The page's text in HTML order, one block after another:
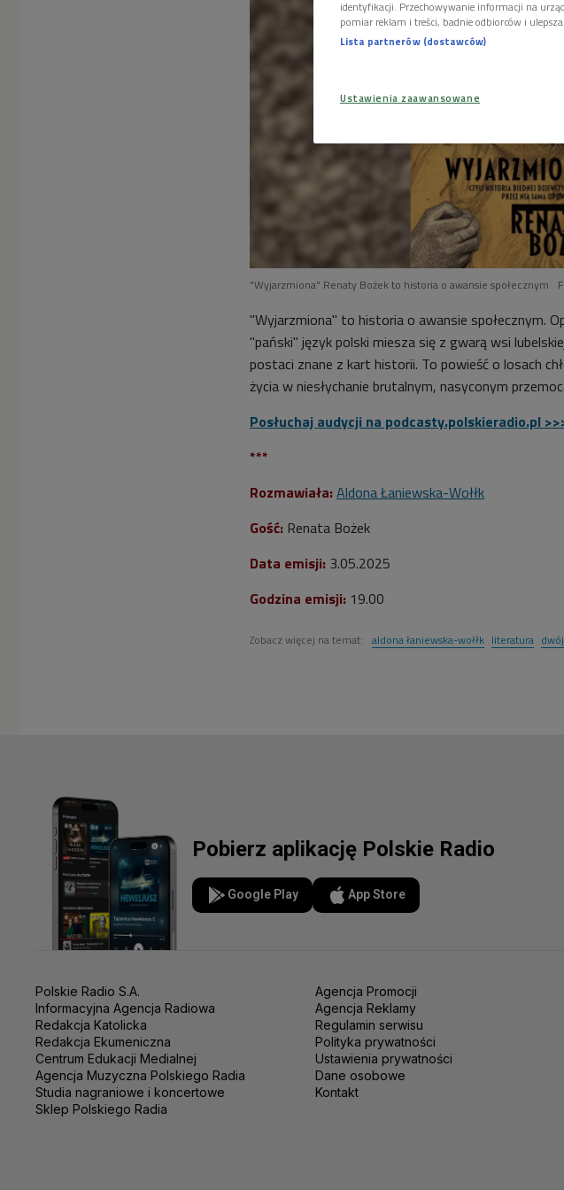
"Wyjarzmiona" Renaty Bożek to historia o awansie społecznym
"Wyjarzmiona" to historia o awansie społecznym.
"pański" język polski miesza się z gwarą wsi
postaci znane z kart historii. To powieść o losach
życia w niesłychanie brutalnym, nasyconym
Posłuchaj audycji na podcasty.polskieradio.pl
***
Rozmawiała: Aldona Łaniewska-Wołłk
Gość: Renata Bożek
Data emisji: 3.05.2025
Godzina emisji: 19.00
Zobacz więcej na temat: aldona łaniewska-wołłk literatura
Pobierz aplikację Polskie Radio
Google Play App Store
Polskie Radio S.A.
Informacyjna Agencja Radiowa
Redakcja Katolicka
Redakcja Ekumeniczna
Centrum Edukacji Medialnej
Agencja Muzyczna Polskiego Radia
Studia nagraniowe i koncertowe
Sklep Polskiego Radia
Agencja Promocji
Agencja Reklamy
Regulamin serwisu
Polityka prywatności
Ustawienia prywatności
Dane osobowe
Kontakt
identyfikacji. Przechowywanie informacji na
pomiar reklam i treści, badnie odbiorców i
Lista partnerów (dostawców)
Ustawienia zaawansowane